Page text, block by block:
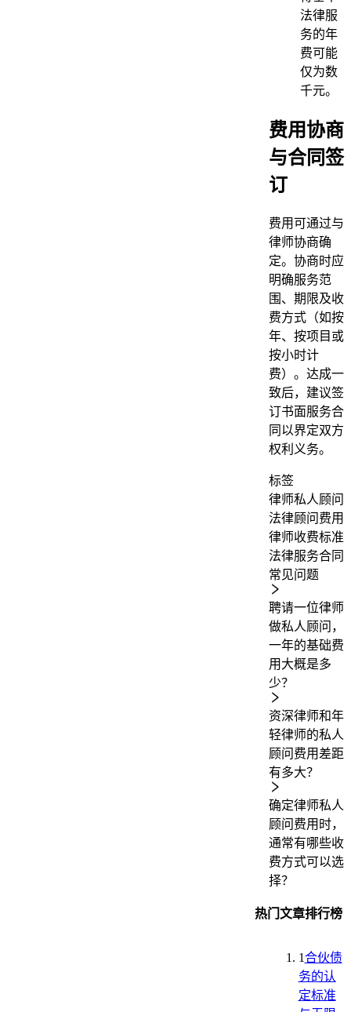
法律服
务的年
费可能
仅为数
千元。
费用协商
与合同签
订
费用可通过与
律师协商确
定。协商时应
明确服务范
围、期限及收
费方式（如按
年、按项目或
按小时计
费）。达成一
致后，建议签
订书面服务合
同以界定双方
权利义务。
标签
律师私人顾问
法律顾问费用
律师收费标准
法律服务合同
常见问题
聘请一位律师
做私人顾问，
一年的基础费
用大概是多
少？
资深律师和年
轻律师的私人
顾问费用差距
有多大？
确定律师私人
顾问费用时，
通常有哪些收
费方式可以选
择？
热门文章排行榜
1合伙债
务的认
定标准